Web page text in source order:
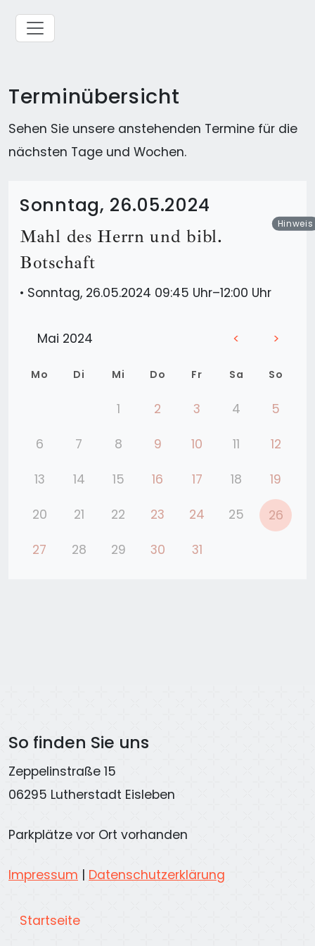
Terminübersicht
Sehen Sie unsere anstehenden Termine für die
nächsten Tage und Wochen.
Sonntag, 26.05.2024
Mahl des Herrn und bibl.
Botschaft
Hinweis
• Sonntag, 26.05.2024 09:45 Uhr–12:00 Uhr
Mai 2024 < >
Mo Di Mi Do Fr Sa So
1 2 3 4 5
6 7 8 9 10 11 12
13 14 15 16 17 18 19
20 21 22 23 24 25 26
27 28 29 30 31
So finden Sie uns
Zeppelinstraße 15
06295 Lutherstadt Eisleben
Parkplätze vor Ort vorhanden
Impressum | Datenschutzerklärung
Startseite